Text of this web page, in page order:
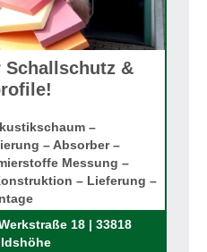
&
–
– Absorber –
Messung –
– Lieferung –
uns an!
18 | 33818